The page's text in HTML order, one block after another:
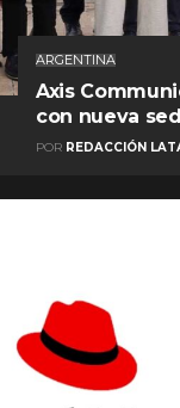
ARGENTINA
Axis
con nueva
POR REDACCIÓN